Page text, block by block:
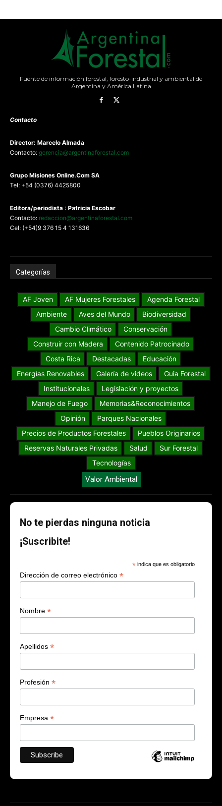
Fuente de información forestal, foresto-industrial y ambiental de
Argentina y América Latina
Contacto
Director: Marcelo Almada
Contacto: gerencia@argentinaforestal.com
Grupo Misiones Online.Com SA
Tel: +54 (0376) 4425800
Editora/periodista : Patricia Escobar
Contacto: redaccion@argentinaforestal.com
Cel: (+54)9 376 15 4 131636
Categorías
AF Joven AF Mujeres Forestales
Agenda Forestal
Ambiente
Aves del Mundo
Biodiversidad
Cambio Climático
Conservación
Construir con Madera
Contenido Patrocinado
Costa Rica
Destacadas
Educación
Energías Renovables
Galería de videos
Guia Forestal
Institucionales
Legislación y proyectos
Manejo de Fuego
Memorias&Reconocimientos
Opinión
Parques Nacionales
Precios de Productos Forestales
Pueblos Originarios
Reservas Naturales Privadas
Salud
Sur Forestal
Tecnologías
Valor Ambiental
No te pierdas ninguna noticia
¡Suscribite!
* indica que es obligatorio
Dirección de correo electrónico *
Nombre *
Apellidos *
Profesión *
Empresa *